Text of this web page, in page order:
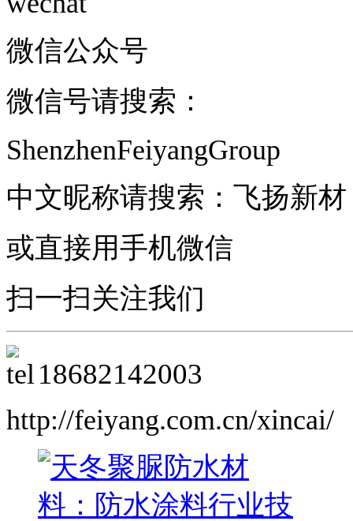
微信公众号
微信号请搜索：
ShenzhenFeiyangGroup
中文昵称请搜索：飞扬新材
或直接用手机微信
扫一扫关注我们
18682142003
http://feiyang.com.cn/xincai/